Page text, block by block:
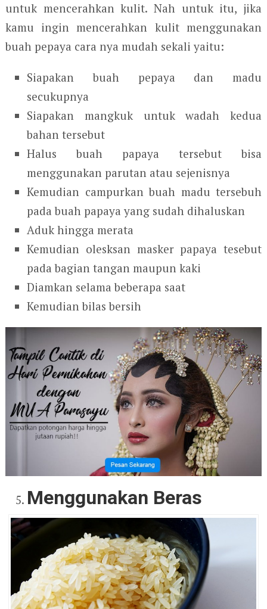
untuk mencerahkan kulit. Nah untuk itu, jika
kamu ingin mencerahkan kulit menggunakan
buah pepaya cara nya mudah sekali yaitu:
Siapakan buah pepaya dan madu
secukupnya
Siapakan mangkuk untuk wadah kedua
bahan tersebut
Halus buah papaya tersebut bisa
menggunakan parutan atau sejenisnya
Kemudian campurkan buah madu tersebuh
pada buah papaya yang sudah dihaluskan
Aduk hingga merata
Kemudian olesksan masker papaya tesebut
pada bagian tangan maupun kaki
Diamkan selama beberapa saat
Kemudian bilas bersih
Menggunakan Beras